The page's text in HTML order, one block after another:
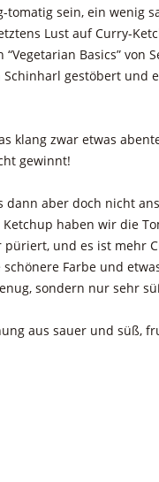
tomatig sein, ein wenig
Lust auf Curry-
Basics” von
gestöbert und
klang zwar etwas
gewinnt!
dann aber doch nicht
haben wir die
und es ist mehr
Farbe und
sondern nur sehr
aus sauer und süß,